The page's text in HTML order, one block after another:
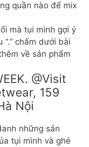
quần nào để mix
mà tụi mình gợi ý
chấm dưới bài
về sản phẩm
@Visit
159
Nội
những sản
tụi mình và ghé